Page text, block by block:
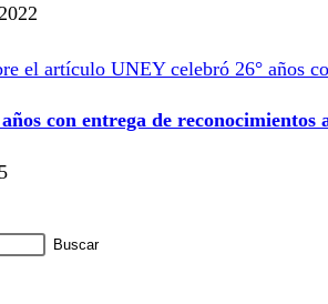
con entrega de reconocimientos
Buscar